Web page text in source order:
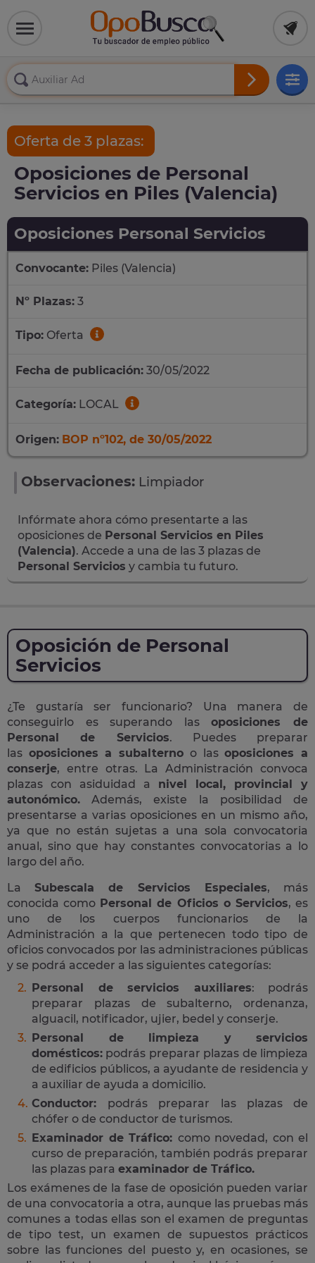
Oferta de 3 plazas:
Oposiciones de Personal
Servicios en Piles (Valencia)
Oposiciones Personal Servicios
Convocante: Piles (Valencia)
Nº Plazas: 3
Tipo: Oferta
Fecha de publicación: 30/05/2022
Categoría: LOCAL
Origen: BOP nº102, de 30/05/2022
Observaciones: Limpiador
Infórmate ahora cómo presentarte a las
oposiciones de Personal Servicios en Piles
(Valencia). Accede a una de las 3 plazas de
Personal Servicios y cambia tu futuro.
Oposición de Personal
Servicios
¿Te gustaría ser funcionario? Una manera de
conseguirlo es superando lasoposiciones de
Personal de Servicios. Puedes preparar
las oposiciones a subalterno o lasoposiciones a
conserje, entre otras. La Administración convoca
plazas con asiduidad a nivel local, provincial y
autonómico. Además, existe la posibilidad de
presentarse a varias oposiciones en un mismo año,
ya que no están sujetas a una sola convocatoria
anual, sino que hay constantes convocatorias a lo
largo del año.
LaSubescala de Servicios Especiales, más
conocida como Personal de Oficios o Servicios, es
uno de los cuerpos funcionarios de la
Administración a la que pertenecen todo tipo de
oficios convocados por las administraciones públicas
y se podrá acceder a las siguientes categorías:
Personal de servicios auxiliares: podrás
preparar plazas de subalterno, ordenanza,
alguacil, notificador, ujier, bedel y conserje.
Personal de limpieza y servicios
domésticos: podrás preparar plazas de limpieza
de edificios públicos, a ayudante de residencia y
a auxiliar de ayuda a domicilio.
Conductor: podrás preparar las plazas de
chófer o de conductor de turismos.
Examinador de Tráfico: como novedad, con el
curso de preparación, también podrás preparar
las plazas para examinador de Tráfico.
Los exámenes de la fase de oposición pueden variar
de una convocatoria a otra, aunque las pruebas más
comunes a todas ellas son el examen de preguntas
de tipo test, un examen de supuestos prácticos
sobre las funciones del puesto y, en ocasiones, se